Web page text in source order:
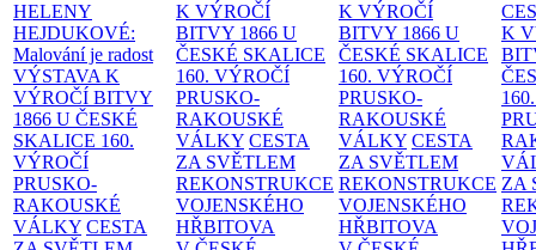
HELENY
HEJDUKOVÉ:
Malování je radost
VÝSTAVA K
VÝROČÍ BITVY
1866 U ČESKÉ
SKALICE 160.
VÝROČÍ
PRUSKO-
RAKOUSKÉ
VÁLKY CESTA
K VÝROČÍ
BITVY 1866 U
ČESKÉ SKALICE
160. VÝROČÍ
PRUSKO-
RAKOUSKÉ
VÁLKY CESTA
ZA SVĚTLEM
REKONSTRUKCE
VOJENSKÉHO
HŘBITOVA
K VÝROČÍ
BITVY 1866 U
ČESKÉ SKALICE
160. VÝROČÍ
PRUSKO-
RAKOUSKÉ
VÁLKY CESTA
ZA SVĚTLEM
REKONSTRUKCE
VOJENSKÉHO
HŘBITOVA
K
ZA